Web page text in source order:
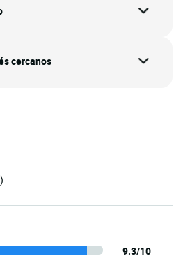
cercanos
9.3/10